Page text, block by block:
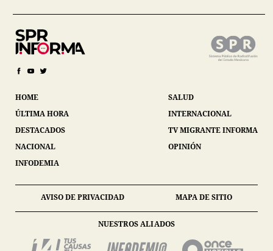
HOME
ÚLTIMA HORA
DESTACADOS
NACIONAL
INFODEMIA
SALUD
INTERNACIONAL
TV MIGRANTE INFORMA
OPINIÓN
AVISO DE PRIVACIDAD MAPA DE SITIO
NUESTROS ALIADOS